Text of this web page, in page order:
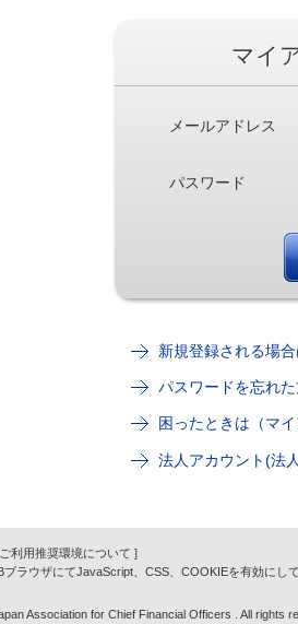
マイ
メールアドレス
パスワード
新規登録される場
パスワードを忘れ
困ったときは（マ
法人アカウント(法
利用推奨環境について ]
ブラウザにてJavaScript、CSS、COOKIEを有効にし
Association for Chief Financial Officers . All rights